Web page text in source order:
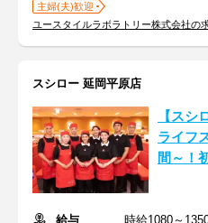
主婦(夫)歓迎
ユースタイルラボラトリー株式会社の
スシロー 延岡平原店
【スシ
ライフ
間～！
給与 時給1080～